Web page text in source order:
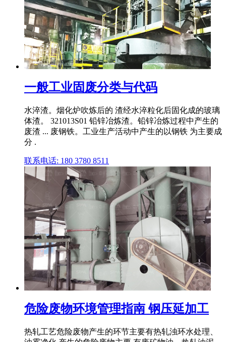
一般工业固废分类与代码
水淬渣。烟化炉吹炼后的 渣经水淬粒化后固化成的玻璃
体渣。 321013S01 铅锌冶炼渣。铅锌冶炼过程中产生的
废渣 ... 废钢铁。工业生产活动中产生的以钢铁 为主要成
分 .
联系电话: 180 3780 8511
危险废物环境管理指南 钢压延加工
热轧工艺危险废物产生的环节主要有热轧浊环水处理、